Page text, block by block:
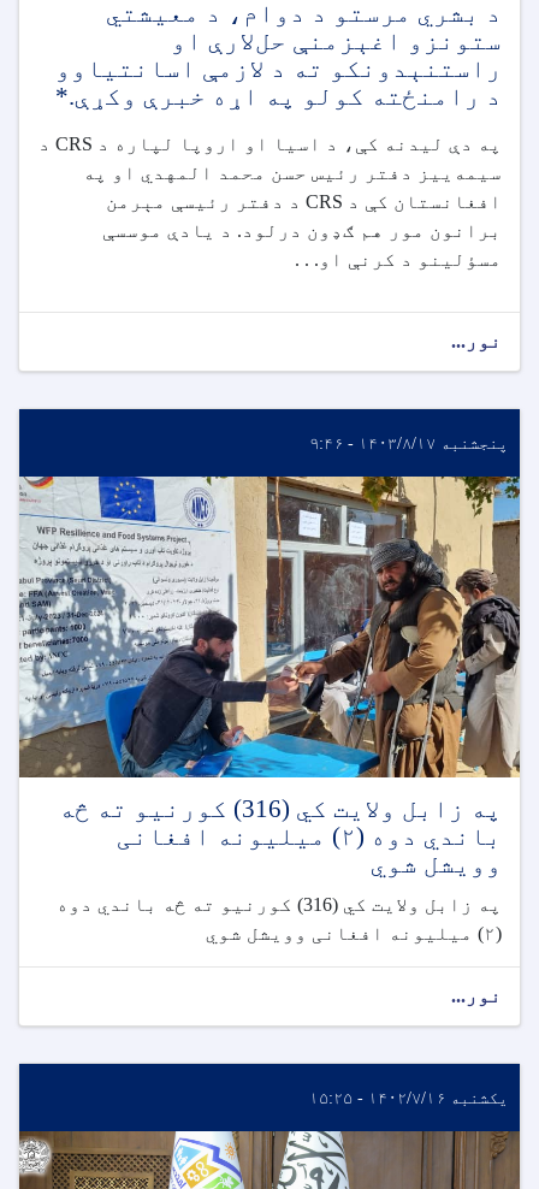
د بشري مرستو د دوام، د معیشتي
ستونزو اغېزمنې حل‌لارې او
راستنېدونکو ته د لازمې اسانتیاوو
د رامنځته کولو په اړه خبرې وکړې.*
په دې لیدنه کې، د اسیا او اروپا لپاره د CRS د
سیمه‌ییز دفتر رئیس حسن محمد المهدي او په
افغانستان کې د CRS د دفتر رئیسې مېرمن
برانون مور هم ګډون درلود. د یادې موسسې
مسؤلینو د کرنې او. . .
نور...
پنجشنبه ۱۴۰۳/۸/۱۷ - ۹:۴۶
په زابل ولايت کي (316) کورنیو ته څه
باندي دوه (٢) ميليونه افغانی
وويشل شوي
په زابل ولايت کي (316) کورنیو ته څه باندي دوه
(٢) ميليونه افغانی وويشل شوي
نور...
یکشنبه ۱۴۰۲/۷/۱۶ - ۱۵:۲۵